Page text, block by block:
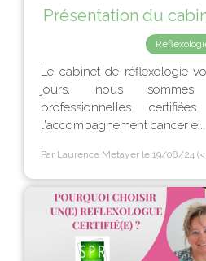
Présentation du
Le cabinet de réflexologie
jours, nous sommes
professionnelles
l'accompagnement cancer e...
Par Laurence Metayer le 19/08/24